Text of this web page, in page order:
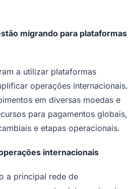
migrando para plataformas
a utilizar plataformas
operações internacionais.
em diversas moedas e
para pagamentos globais,
e etapas operacionais.
internacionais
a principal rede de